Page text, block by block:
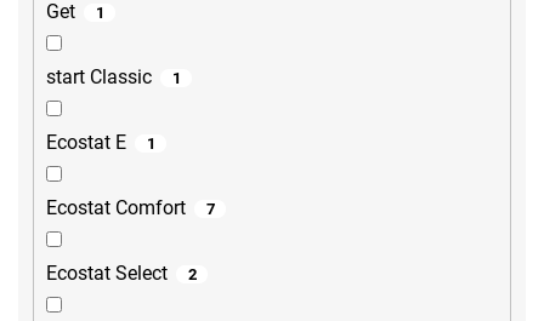
Get 1
start Classic 1
Ecostat E 1
Ecostat Comfort 7
Ecostat Select 2